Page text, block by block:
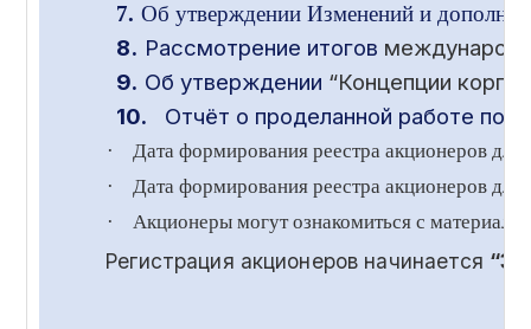
7. Об утверждении Изменений и
8. Рассмотрение итогов
9. Об утверждении “Концепции
10.
Отчёт о проделанной работе по
·
Дата формирования реестра акционеров
·
Дата формирования реестра акционеров для
·
Акционеры могут ознакомиться с
Регистрация акционеров начинается